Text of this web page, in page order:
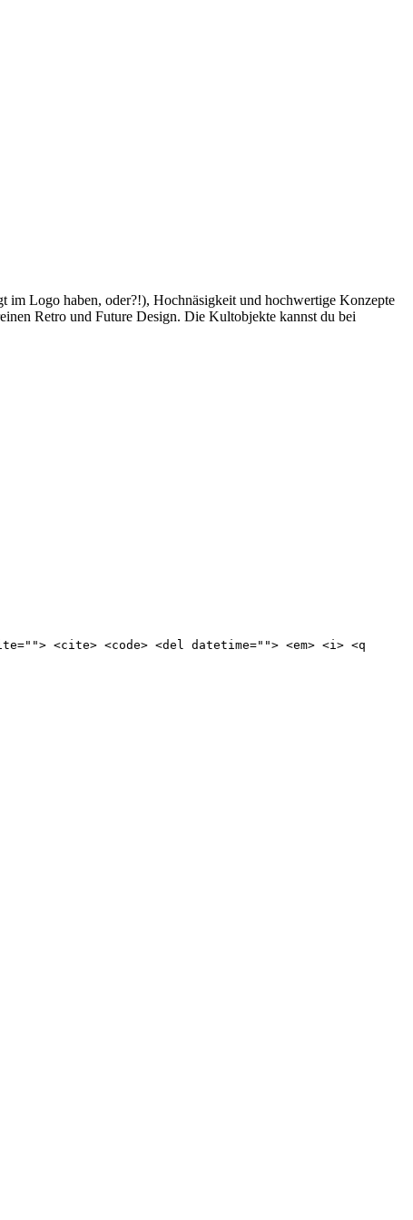
im Logo haben, oder?!), Hochnäsigkeit und hochwertige Konzepte
Retro und Future Design. Die Kultobjekte kannst du bei
<cite> <code> <del datetime=""> <em> <i> <q